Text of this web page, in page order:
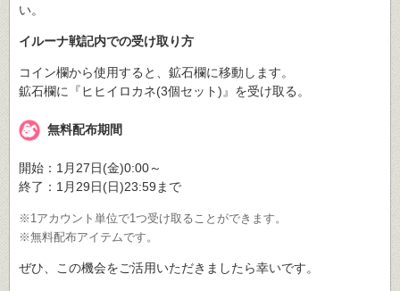
い。
イルーナ戦記内での受け取り方
コイン欄から使用すると、鉱石欄に移動します。
鉱石欄に『ヒヒイロカネ(3個セット)』を受け取る。
無料配布期間
開始：1月27日(金)0:00～
終了：1月29日(日)23:59まで
※1アカウント単位で1つ受け取ることができます。
※無料配布アイテムです。
ぜひ、この機会をご活用いただきましたら幸いです。